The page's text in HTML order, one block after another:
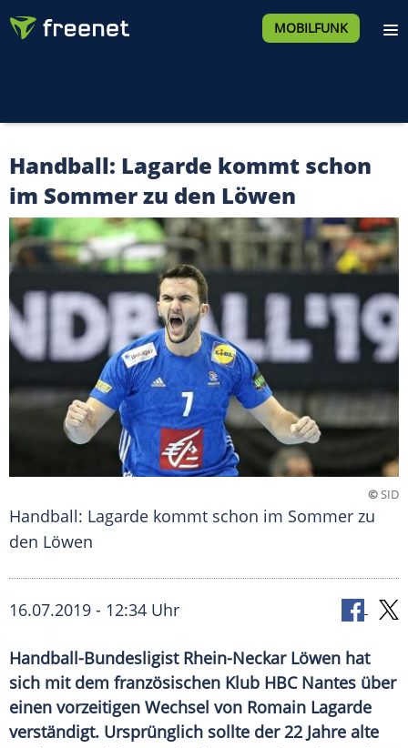
MOBILFUNK
Handball: Lagarde kommt schon
im Sommer zu den Löwen
©SID
Handball: Lagarde kommt schon im Sommer zu
den Löwen
16.07.2019 - 12:34 Uhr
Handball-Bundesligist Rhein-Neckar Löwen hat
sich mit dem französischen Klub HBC Nantes über
einen vorzeitigen Wechsel von Romain Lagarde
verständigt. Ursprünglich sollte der 22 Jahre alte